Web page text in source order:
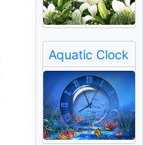
Aquatic Clock